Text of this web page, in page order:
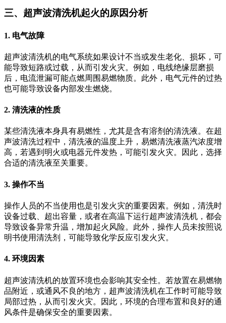
三、超声波清洗机起火的原因分析
1. 电气故障
超声波清洗机的电气系统如果设计不当或发生老化、损坏，可
能导致短路或过载，从而引发火灾。例如，电线绝缘层磨损
后，电流泄漏可能点燃周围易燃物质。此外，电气元件的过热
也可能导致设备内部发生燃烧。
2. 清洗液的性质
某些清洗液本身具有易燃性，尤其是含有溶剂的清洗液。在超
声波清洗过程中，清洗液的温度上升，易燃清洗液蒸汽浓度增
高，若遇到明火或电器元件发热，可能引发火灾。因此，选择
合适的清洗液至关重要。
3. 操作不当
操作人员的不当使用也是引发火灾的重要因素。例如，清洗时
设备过载、超出容量，或者在高温下运行超声波清洗机，都会
导致设备异常升温，增加起火风险。此外，操作人员未按照说
明书使用清洗剂，可能导致化学反应引发火灾。
4. 环境因素
超声波清洗机的放置环境也会影响其安全性。若放置在易燃物
品附近，或通风不良的地方，超声波清洗机在工作时可能导致
局部过热，从而引发火灾。因此，环境的合理布置和良好的通
风条件是确保安全的重要因素。